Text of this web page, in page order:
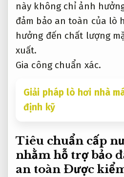
này không chỉ ảnh
đảm bảo an toàn của lò
hưởng đến chất lượng
xuất.
Gia công chuẩn xác.
Giải pháp lò hơi nhà
định kỹ
Tiêu chuẩn cấp
nhằm hỗ trợ bảo
an toàn Được